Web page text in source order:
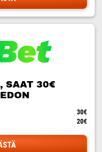
SAAT 30€
30€
20€